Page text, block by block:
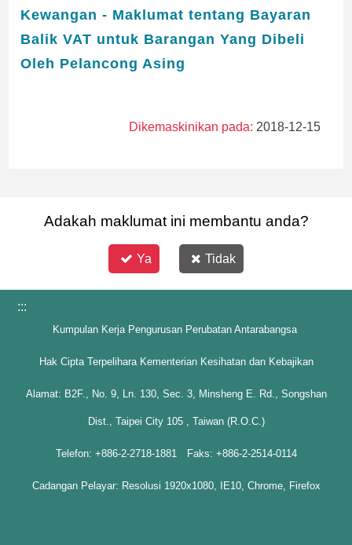
Kewangan - Maklumat tentang Bayaran
Balik VAT untuk Barangan Yang Dibeli
Oleh Pelancong Asing
Dikemaskinikan pada: 2018-12-15
Adakah maklumat ini membantu anda?
Ya Tidak
:::
Kumpulan Kerja Pengurusan Perubatan Antarabangsa
Hak Cipta Terpelihara Kementerian Kesihatan dan Kebajikan
Alamat: B2F., No. 9, Ln. 130, Sec. 3, Minsheng E. Rd., Songshan
Dist., Taipei City 105 , Taiwan (R.O.C.)
Telefon: +886-2-2718-1881 Faks: +886-2-2514-0114
Cadangan Pelayar: Resolusi 1920x1080, IE10, Chrome, Firefox